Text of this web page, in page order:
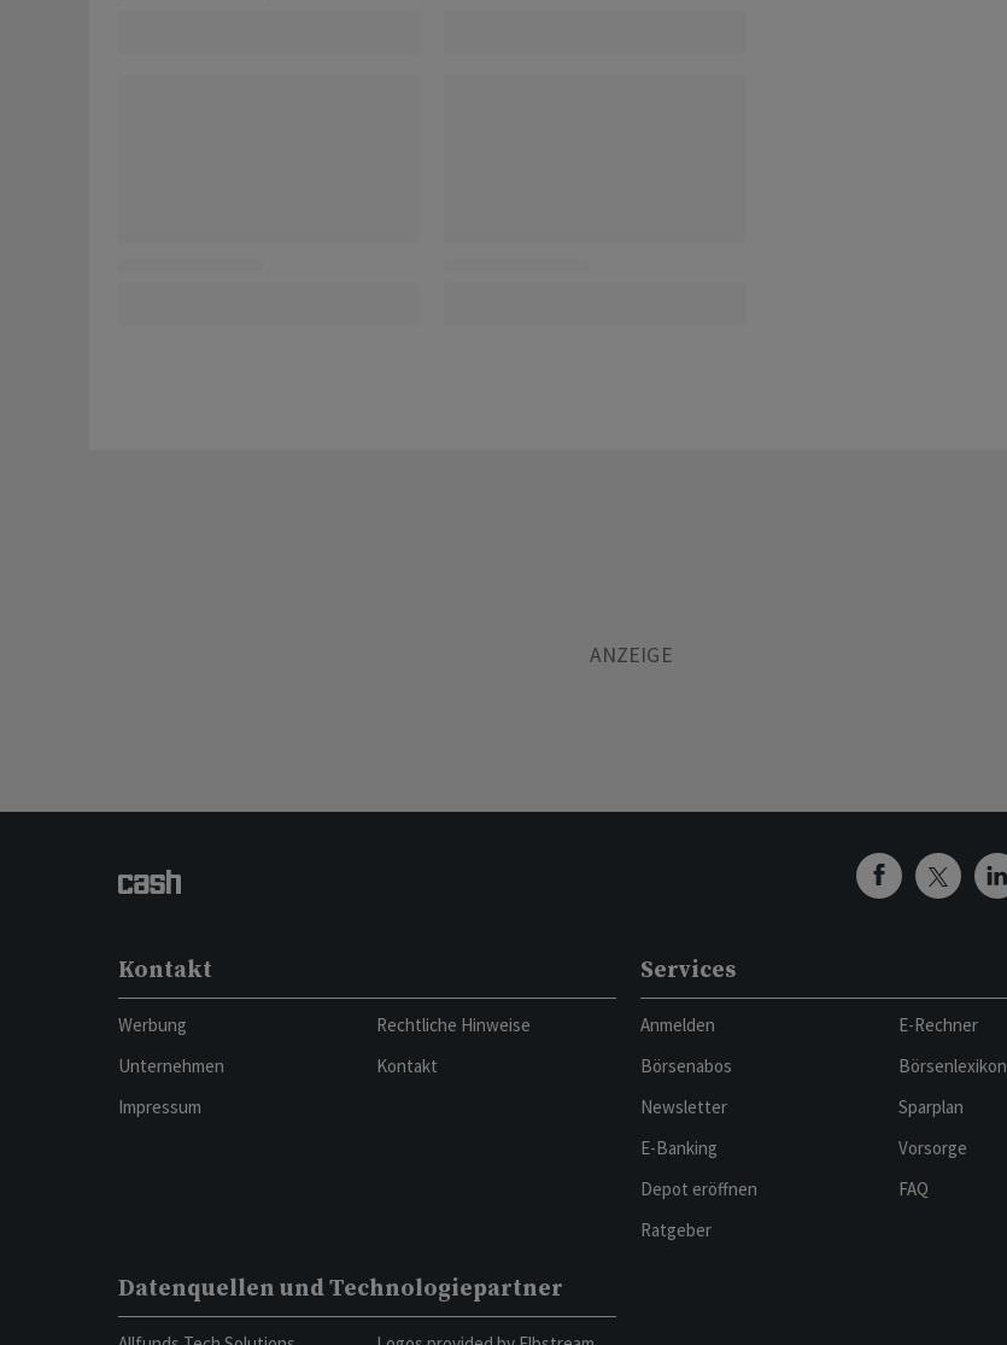
Kontakt
Werbung
Unternehmen
Impressum
Rechtliche Hinweise
Kontakt
Services
Anmelden
Börsenabos
Newsletter
E-Banking
Depot eröffnen
Ratgeber
E-Rechner
Börsenlexikon
Sparplan
Vorsorge
FAQ
Datenquellen und Technologiepartner